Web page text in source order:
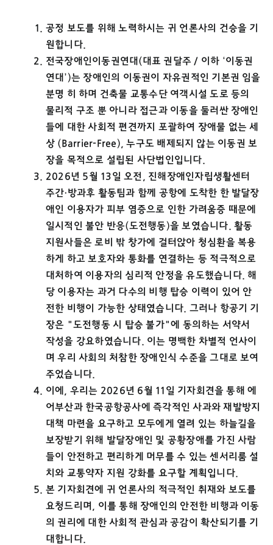
공정 보도를 위해 노력하시는 귀 언론사의 건승을 기
원합니다.
전국장애인이동권연대(대표 권달주 / 이하 ‘이동권
연대’)는 장애인의 이동권이 자유권적인 기본권 임을
분명 히 하며 건축물 교통수단 여객시설 도로 등의
물리적 구조 뿐 아니라 접근과 이동을 둘러싼 장애인
들에 대한 사회적 편견까지 포괄하여 장애물 없는 세
상 (Barrier-Free), 누구도 배제되지 않는 이동권 보
장을 목적으로 설립된 사단법인입니다.
2026년 5월 13일 오전, 진해장애인자립생활센터
주간·방과후 활동팀과 함께 공항에 도착한 한 발달장
애인 이용자가 피부 염증으로 인한 가려움증 때문에
일시적인 불안 반응(도전행동)을 보였습니다. 활동
지원사들은 로비 밖 창가에 걸터앉아 청심환을 복용
하게 하고 보호자와 통화를 연결하는 등 적극적으로
대처하여 이용자의 심리적 안정을 유도했습니다. 해
당 이용자는 과거 다수의 비행 탑승 이력이 있어 안
전한 비행이 가능한 상태였습니다. 그러나 항공기 기
장은 "도전행동 시 탑승 불가"에 동의하는 서약서
작성을 강요하였습니다. 이는 명백한 차별적 언사이
며 우리 사회의 처참한 장애인식 수준을 그대로 보여
주었습니다.
이에, 우리는 2026년 6월 11일 기자회견을 통해 에
어부산과 한국공항공사에 즉각적인 사과와 재발방지
대책 마련을 요구하고 모두에게 열려 있는 하늘길을
보장받기 위해 발달장애인 및 공황장애를 가진 사람
들이 안전하고 편리하게 머무를 수 있는 센서리룸 설
치와 교통약자 지원 강화를 요구할 계획입니다.
본 기자회견에 귀 언론사의 적극적인 취재와 보도를
요청드리며, 이를 통해 장애인의 안전한 비행과 이동
의 권리에 대한 사회적 관심과 공감이 확산되기를 기
대합니다.